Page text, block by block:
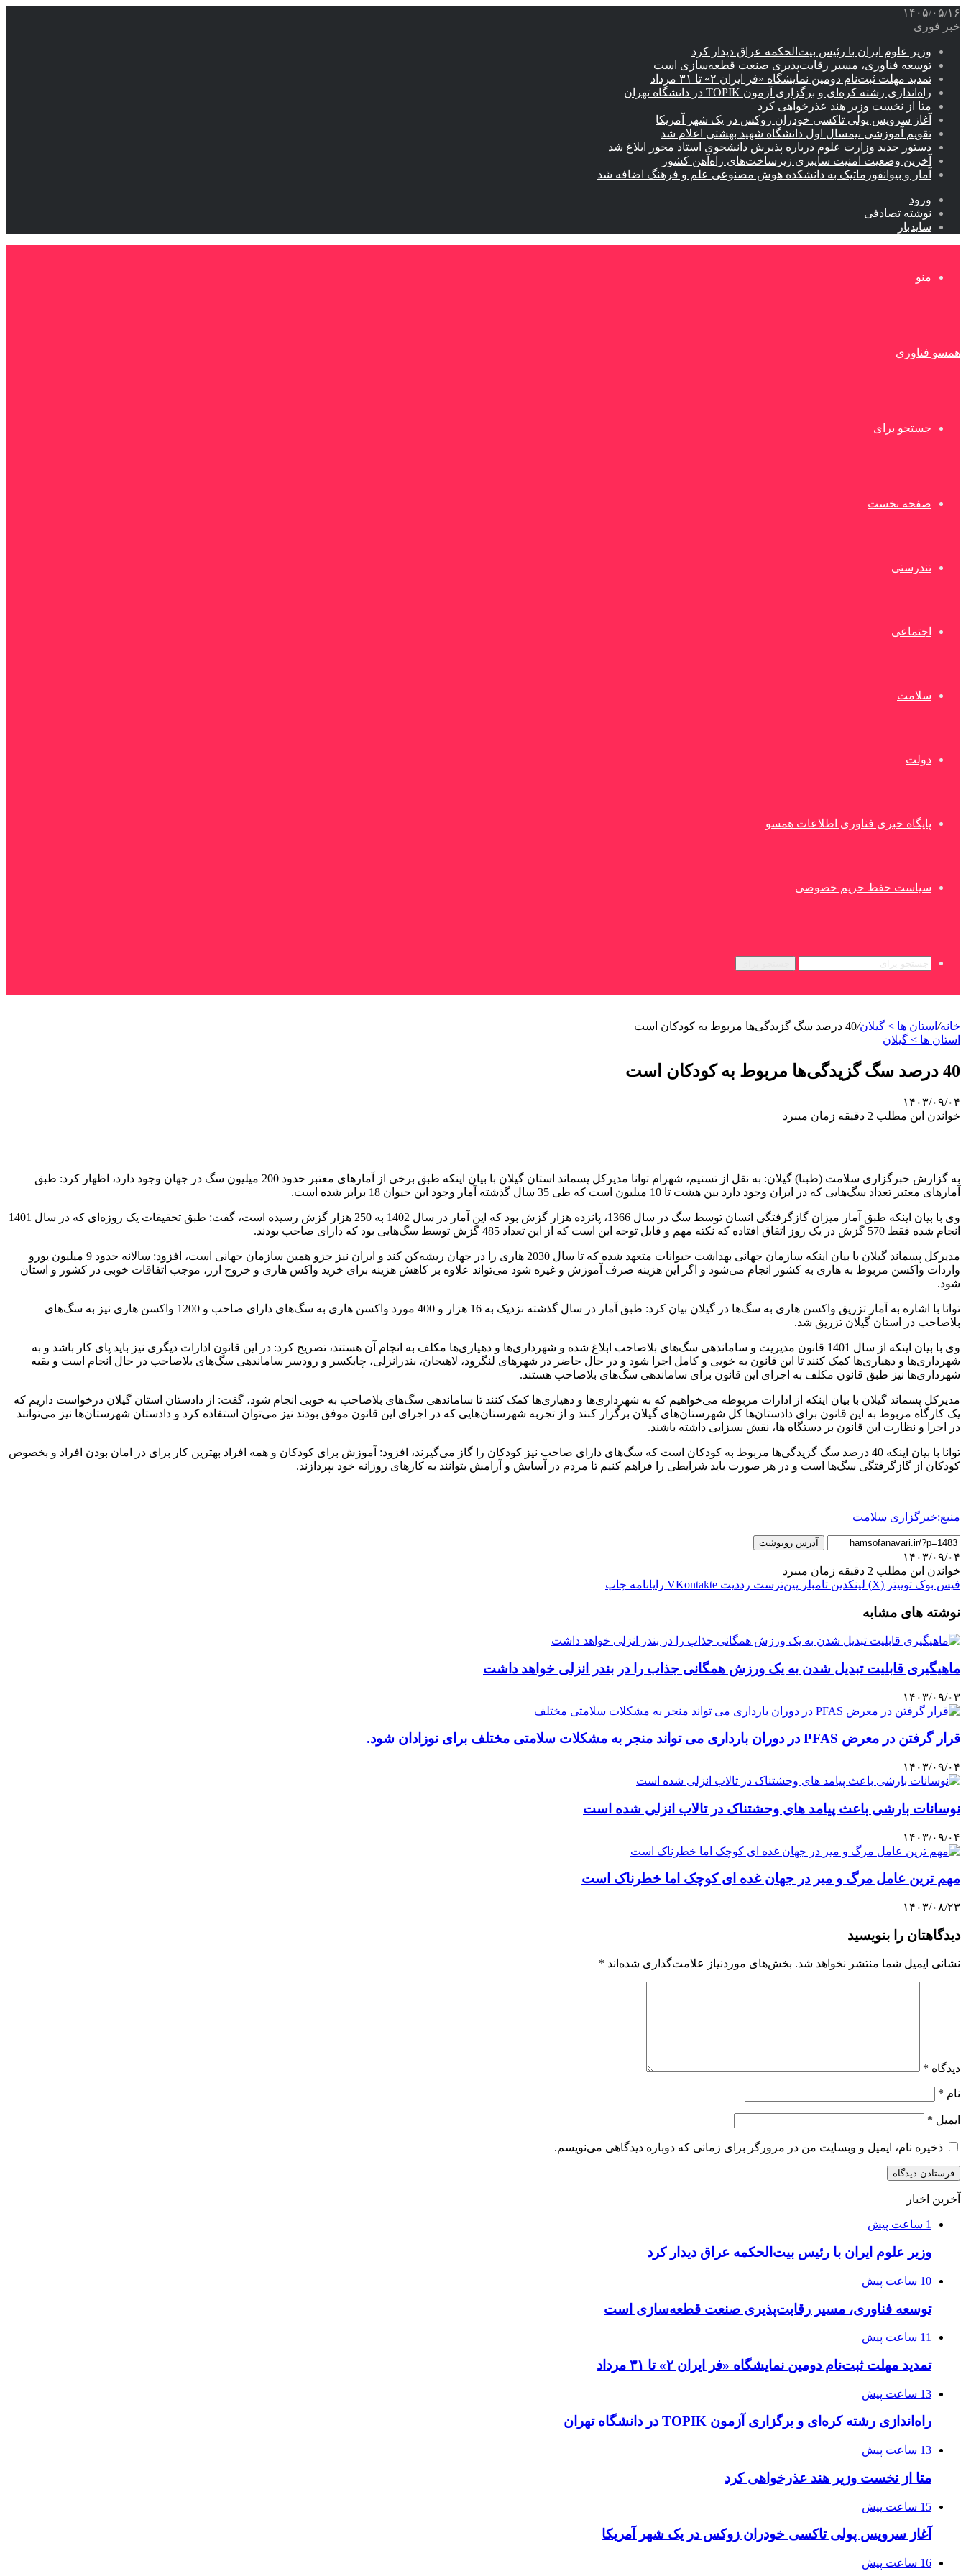
۱۴۰۵/۰۵/۱۶
خبر فوری
وزیر علوم ایران با رئیس بیت‌الحکمه عراق دیدار کرد
توسعه فناوری، مسیر رقابت‌پذیری صنعت قطعه‌سازی است
تمدید مهلت ثبت‌نام دومین نمایشگاه «فر ایران ۲» تا ۳۱ مرداد
راه‌اندازی رشته کره‌ای و برگزاری آزمون TOPIK در دانشگاه تهران
متا از نخست وزیر هند عذرخواهی کرد
آغاز سرویس پولی تاکسی خودران زوکس در یک شهر آمریکا
تقویم آموزشی نیمسال اول دانشگاه شهید بهشتی اعلام شد
دستور جدید وزارت علوم درباره پذیرش دانشجوی استاد محور ابلاغ شد
آخرین وضعیت امنیت سایبری زیرساخت‌های راه‌آهن کشور
آمار و بیوانفورماتیک به دانشکده هوش مصنوعی علم و فرهنگ اضافه شد
ورود
نوشته تصادفی
سایدبار
منو
همسو فناوری
جستجو برای
صفحه نخست
تندرستی
اجتماعی
سلامت
دولت
پایگاه خبری فناوری اطلاعات همسو
سیاست حفظ حریم خصوصی
خانه/ استان ها > گیلان/40 درصد سگ گزیدگی‌ها مربوط به کودکان است
استان ها > گیلان
40 درصد سگ گزیدگی‌ها مربوط به کودکان است
۱۴۰۳/۰۹/۰۴
خواندن این مطلب 2 دقیقه زمان میبرد
به گزارش خبرگزاری سلامت (طبنا) گیلان: به نقل از تسنیم، شهرام توانا مدیرکل پسماند استان گیلان با بیان اینکه طبق برخی از آمارهای معتبر حدود 200 میلیون سگ در جهان وجود دارد، اظهار کرد: طبق
آمارهای معتبر تعداد سگ‌هایی که در ایران وجود دارد بین هشت تا 10 میلیون است که طی 35 سال گذشته آمار وجود این حیوان 18 برابر شده است.
وی با بیان اینکه طبق آمار میزان گازگرفتگی انسان توسط سگ در سال 1366، پانزده هزار گزش بود که این آمار در سال 1402 به 250 هزار گزش رسیده است، گفت: طبق تحقیقات یک روزه‌ای که در سال 1401
انجام شده فقط 570 گزش در یک روز اتفاق افتاده که نکته مهم و قابل توجه این است که از این تعداد 485 گزش توسط سگ‌هایی بود که دارای صاحب بودند.
مدیرکل پسماند گیلان با بیان اینکه سازمان جهانی بهداشت حیوانات متعهد شده که تا سال 2030 هاری را در جهان ریشه‌کن کند و ایران نیز جزو همین سازمان جهانی است، افزود: سالانه حدود 9 میلیون یورو
واردات واکسن مربوط به هاری به کشور انجام می‌شود و اگر این هزینه صرف آموزش و غیره شود می‌تواند علاوه بر کاهش هزینه برای خرید واکس هاری و خروج ارز، موجب اتفاقات خوبی در کشور و استان
شود.
توانا با اشاره به آمار تزریق واکسن هاری به سگ‌ها در گیلان بیان کرد: طبق آمار در سال گذشته نزدیک به 16 هزار و 400 مورد واکسن هاری به سگ‌های دارای صاحب و 1200 واکسن هاری نیز به سگ‌های
بلاصاحب در استان گیلان تزریق شد.
وی با بیان اینکه از سال 1401 قانون مدیریت و ساماندهی سگ‌های بلاصاحب ابلاغ شده و شهرداری‌ها و دهیاری‌ها مکلف به انجام آن هستند، تصریح کرد: در این قانون ادارات دیگری نیز باید پای کار باشد و به
شهرداری‌ها و دهیاری‌ها کمک کنند تا این قانون به خوبی و کامل اجرا شود و در حال حاضر در شهرهای لنگرود، لاهیجان، بندرانزلی، چابکسر و رودسر ساماندهی سگ‌های بلاصاحب در حال انجام است و بقیه
شهرداری‌ها نیز طبق قانون مکلف به اجرای این قانون برای ساماندهی سگ‌های بلاصاحب هستند.
مدیرکل پسماند گیلان با بیان اینکه از ادارات مربوطه می‌خواهیم که به شهرداری‌ها و دهیاری‌ها کمک کنند تا ساماندهی سگ‌های بلاصاحب به خوبی انجام شود، گفت: از دادستان استان گیلان درخواست داریم که
یک کارگاه مربوط به این قانون برای دادستان‌ها کل شهرستان‌های گیلان برگزار کنند و از تجربه شهرستان‌هایی که در اجرای این قانون موفق بودند نیز می‌توان استفاده کرد و دادستان شهرستان‌ها نیز می‌توانند
در اجرا و نظارت این قانون بر دستگاه ها، نقش بسزایی داشته باشند.
توانا با بیان اینکه 40 درصد سگ گزیدگی‌ها مربوط به کودکان است که سگ‌های دارای صاحب نیز کودکان را گاز می‌گیرند، افزود: آموزش برای کودکان و همه افراد بهترین کار برای در امان بودن افراد و بخصوص
کودکان از گازگرفتگی سگ‌ها است و در هر صورت باید شرایطی را فراهم کنیم تا مردم در آسایش و آرامش بتوانند به کارهای روزانه خود بپردازند.
منبع:خبرگزاری سلامت
آدرس رونوشت
۱۴۰۳/۰۹/۰۴
خواندن این مطلب 2 دقیقه زمان میبرد
فیس بوک توییتر (X) لینکدین ‫تامبلر ‫پین‌ترست ‫رددیت ‫VKontakte رایانامه چاپ
نوشته های مشابه
ماهیگیری قابلیت تبدیل شدن به یک ورزش همگانی جذاب را در بندر انزلی خواهد داشت
۱۴۰۳/۰۹/۰۳
قرار گرفتن در معرض PFAS در دوران بارداری می تواند منجر به مشکلات سلامتی مختلف برای نوزادان شود.
۱۴۰۳/۰۹/۰۴
نوسانات بارشی باعث پیامد های وحشتناک در تالاب انزلی شده است
۱۴۰۳/۰۹/۰۴
مهم ترین عامل مرگ و میر در جهان غده ای کوچک اما خطرناک است
۱۴۰۳/۰۸/۲۳
دیدگاهتان را بنویسید
نشانی ایمیل شما منتشر نخواهد شد. بخش‌های موردنیاز علامت‌گذاری شده‌اند *
دیدگاه *
نام *
ایمیل *
ذخیره نام، ایمیل و وبسایت من در مرورگر برای زمانی که دوباره دیدگاهی می‌نویسم.
آخرین اخبار
1 ساعت پیش
وزیر علوم ایران با رئیس بیت‌الحکمه عراق دیدار کرد
10 ساعت پیش
توسعه فناوری، مسیر رقابت‌پذیری صنعت قطعه‌سازی است
11 ساعت پیش
تمدید مهلت ثبت‌نام دومین نمایشگاه «فر ایران ۲» تا ۳۱ مرداد
13 ساعت پیش
راه‌اندازی رشته کره‌ای و برگزاری آزمون TOPIK در دانشگاه تهران
13 ساعت پیش
متا از نخست وزیر هند عذرخواهی کرد
15 ساعت پیش
آغاز سرویس پولی تاکسی خودران زوکس در یک شهر آمریکا
16 ساعت پیش